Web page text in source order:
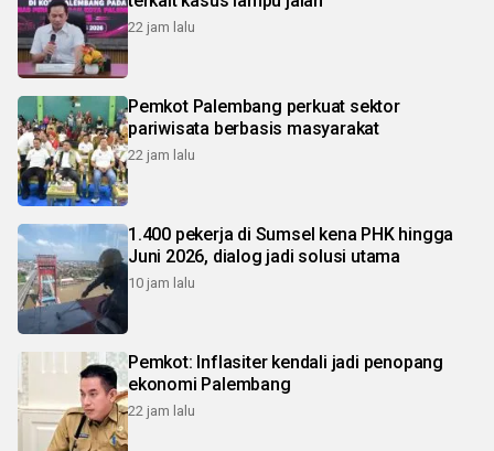
22 jam lalu
Pemkot Palembang perkuat sektor
pariwisata berbasis masyarakat
22 jam lalu
1.400 pekerja di Sumsel kena PHK hingga
Juni 2026, dialog jadi solusi utama
10 jam lalu
Pemkot: Inflasiter kendali jadi penopang
ekonomi Palembang
22 jam lalu